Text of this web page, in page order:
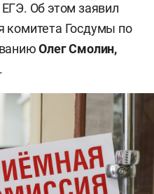
Об этом заявил
комитета Госдумы по
Олег Смолин,